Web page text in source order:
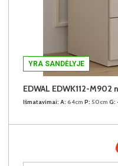
YRA SANDĖLYJE
EDWAL EDWK112-
Išmatavimai: A: 64cm P: 50cm G: